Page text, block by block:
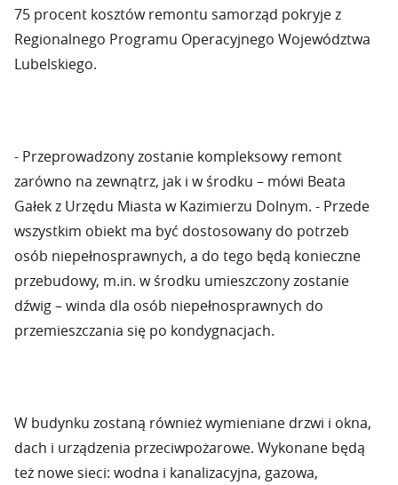
75 procent kosztów remontu samorząd pokryje z
Regionalnego Programu Operacyjnego Województwa
Lubelskiego.
- Przeprowadzony zostanie kompleksowy remont
zarówno na zewnątrz, jak i w środku – mówi Beata
Gałek z Urzędu Miasta w Kazimierzu Dolnym. - Przede
wszystkim obiekt ma być dostosowany do potrzeb
osób niepełnosprawnych, a do tego będą konieczne
przebudowy, m.in. w środku umieszczony zostanie
dźwig – winda dla osób niepełnosprawnych do
przemieszczania się po kondygnacjach.
W budynku zostaną również wymieniane drzwi i okna,
dach i urządzenia przeciwpożarowe. Wykonane będą
też nowe sieci: wodna i kanalizacyjna, gazowa,